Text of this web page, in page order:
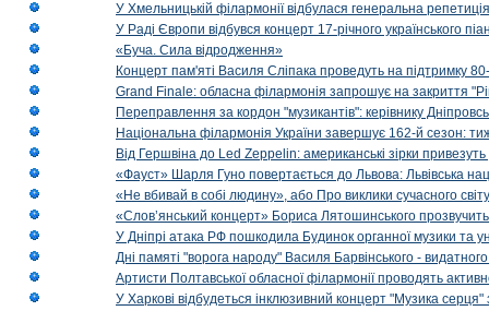
У Хмельницькій філармонії відбулася генеральна
У Раді Європи відбувся концерт 17-річного українського
«Буча. Сила відродження»
Концерт пам'яті Василя Сліпака проведуть на підтримку
Grand Finale: обласна філармонія запрошує на закриття
Переправлення за кордон "музикантів": керівнику
Національна філармонія України завершує 162-й сезон:
Від Гершвіна до Led Zeppelin: американські зірки
«Фауст» Шарля Гуно повертається до Львова: Львівська
«Не вбивай в собі людину», або Про виклики сучасного світу
«Слов’янський концерт» Бориса Лятошинського
У Дніпрі атака РФ пошкодила Будинок органної музики та
Дні памяті "ворога народу" Василя Барвінського -
Артисти Полтавської обласної філармонії проводять
У Харкові відбудеться інклюзивний концерт "Музика